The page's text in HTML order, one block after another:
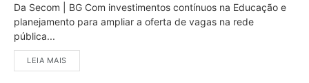
Da Secom | BG Com investimentos contínuos na Educação e
planejamento para ampliar a oferta de vagas na rede
pública...
LEIA MAIS